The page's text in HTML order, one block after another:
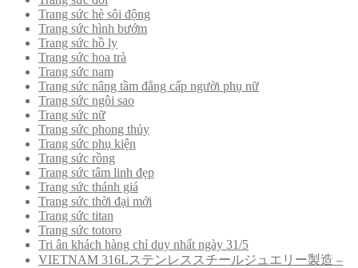
Trang sức hè sôi động
Trang sức hình bướm
Trang sức hồ ly
Trang sức hoa trà
Trang sức nam
Trang sức nâng tầm đẳng cấp người phụ nữ
Trang sức ngôi sao
Trang sức nữ
Trang sức phong thủy
Trang sức phụ kiện
Trang sức rồng
Trang sức tâm linh đẹp
Trang sức thánh giá
Trang sức thời đại mới
Trang sức titan
Trang sức totoro
Tri ân khách hàng chỉ duy nhất ngày 31/5
VIETNAM 316Lステンレススチールジュエリー製造 –